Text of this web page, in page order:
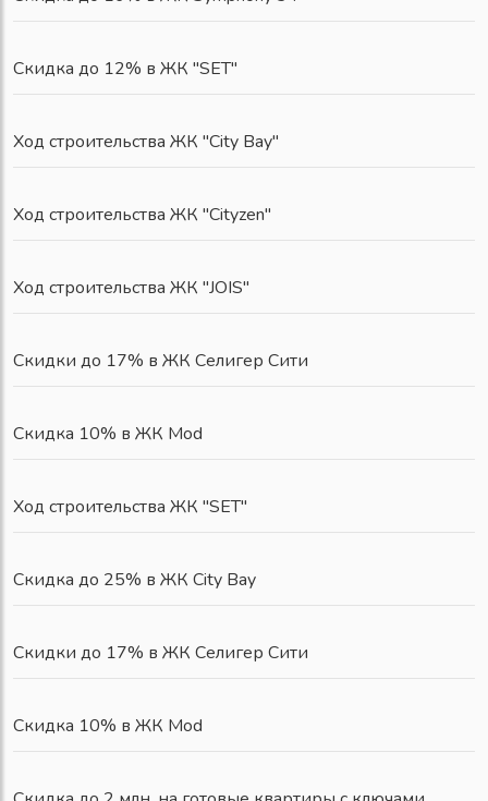
Скидка до 12% в ЖК "SET"
Ход строительства ЖК "City Bay"
Ход строительства ЖК "Cityzen"
Ход строительства ЖК "JOIS"
Скидки до 17% в ЖК Селигер Сити
Скидка 10% в ЖК Mod
Ход строительства ЖК "SET"
Скидка до 25% в ЖК City Bay
Скидки до 17% в ЖК Селигер Сити
Скидка 10% в ЖК Mod